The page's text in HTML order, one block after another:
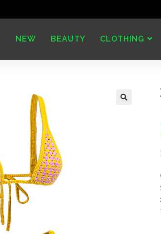
NEW BEAUTY CLOTHING